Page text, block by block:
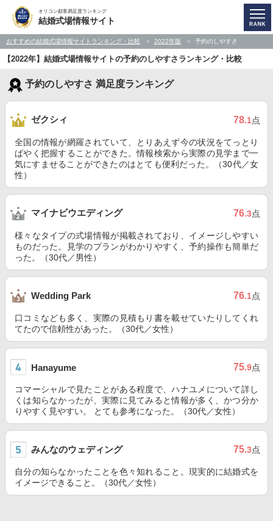
オリコン顧客満足度ランキング
結婚式場情報サイト
おすすめの結婚式場情報サイトランキング・比較 2022年版 予約のしやすさ
【2022年】結婚式場情報サイトの予約のしやすさランキング・比較
予約のしやすさ 満足度ランキング
ゼクシィ 78.1点
全国の情報が網羅されていて、とりあえず今の状況をてっとり
ばやく把握することができた。情報検索から実際の見学まで一
気にすませることができたのはとても便利だった。（30代／女
性）
マイナビウエディング 76.3点
様々なタイプの式場情報が掲載されており、イメージしやすい
ものだった。見学のプランがわかりやすく、予約操作も簡単だ
った。（30代／男性）
Wedding Park 76.1点
口コミなども多く、実際の見積もり書を載せていたりしてくれ
てたので信頼性があった。（30代／女性）
Hanayume 75.9点
コマーシャルで見たことがある程度で、ハナユメについて詳し
くは知らなかったが、実際に見てみると情報が多く、かつ分か
りやすく見やすい。 とても参考になった。（30代／女性）
みんなのウェディング 75.3点
自分の知らなかったことを色々知れること。現実的に結婚式を
イメージできること。（30代／女性）